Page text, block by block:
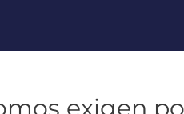
exigen